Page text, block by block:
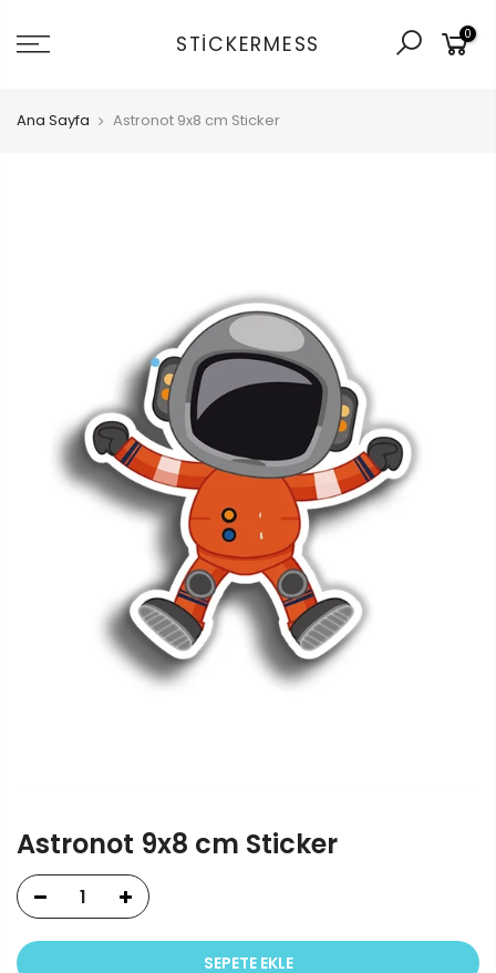
git
STICKERMESS 0
Ana Sayfa Astronot 9x8 cm Sticker
Astronot 9x8 cm Sticker
SEPETE EKLE